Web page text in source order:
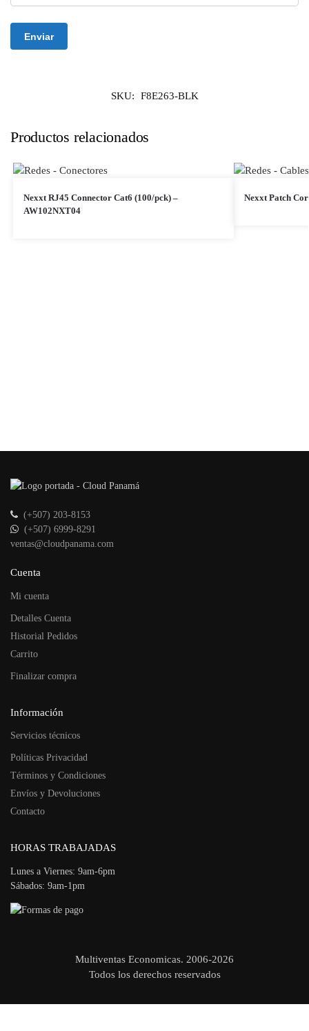
SKU: F8E263-BLK
Productos relacionados
Nexxt RJ45 Connector Cat6 (100/pck) –
AW102NXT04
Nexxt Patch
(+507) 203-8153
(+507) 6999-8291
ventas@cloudpanama.com
Cuenta
Mi cuenta
Detalles Cuenta
Historial Pedidos
Carrito
Finalizar compra
Información
Servicios técnicos
Políticas Privacidad
Términos y Condiciones
Envíos y Devoluciones
Contacto
HORAS TRABAJADAS
Lunes a Viernes: 9am-6pm
Sábados: 9am-1pm
Multiventas Economicas. 2006-2026
Todos los derechos reservados